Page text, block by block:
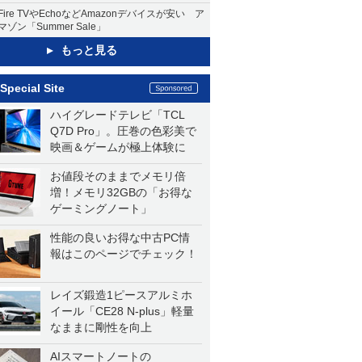
TVやEchoなどAmazonデバイスが安い ア
ゾン「Summer Sale」
もっと見る
Special Site
ハイグレードテレビ「TCL
Q7D Pro」。圧巻の色彩美で
映画＆ゲームが極上体験に
お値段そのままでメモリ倍
増！メモリ32GBの「お得な
ゲーミングノート」
性能の良いお得な中古PC情
報はこのページでチェック！
レイズ鍛造1ピースアルミホ
イール「CE28 N-plus」軽量
なままに剛性を向上
AIスマートノートの